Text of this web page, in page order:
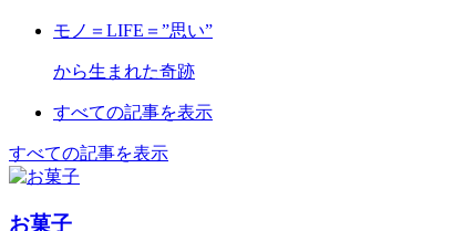
モノ＝LIFE＝”思い”
から生まれた奇跡
すべての記事を表示
すべての記事を表示
お菓子